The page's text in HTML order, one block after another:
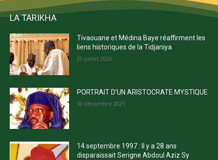
LA TARIKHA
Tivaouane et Médina Baye réaffirment les
liens historiques de la Tidjaniya
20 juillet 2026
PORTRAIT D’UN ARISTOCRATE MYSTIQUE
30 décembre 2025
14 septembre 1997 : Il y a 28 ans
disparaissait Serigne Abdoul Aziz Sy